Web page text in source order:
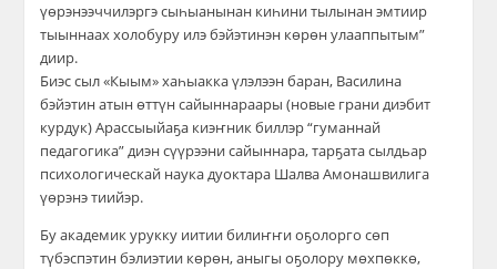
үөрэнээччилэргэ сыһыанынан киһини тылынан эмтиир
тыыннаах холобуру илэ бэйэтинэн көрөн улааппытым”
диир.
Биэс сыл «Кыым» хаһыакка үлэлээн баран, Василина
бэйэтин атын өттүн сайыннараары (новые грани диэбит
курдук) Арассыыйаҕа киэҥник биллэр “гуманнай
педагогика” диэн сүүрээни сайыннара, тарҕата сылдьар
психологическай наука дуоктара Шалва Амонашвилига
үөрэнэ тиийэр.
Бу академик урукку иитии билиҥҥи оҕолорго сөп
түбэспэтин бэлиэтии көрөн, аныгы оҕолору мөхпөккө,